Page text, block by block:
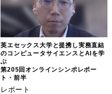
英エセックス大学と提携し実務直結
のコンピュータサイエンスとAIを学
ぶ
第205回オンラインシンポレポー
ト・前半
レポート